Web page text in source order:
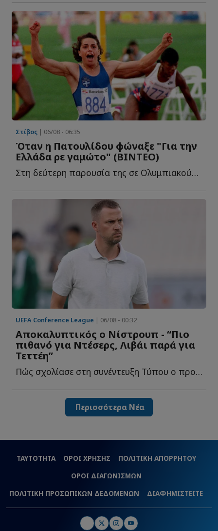
Στίβος | 06/08 - 06:35
Όταν η Πατουλίδου φώναξε "Για την
Ελλάδα ρε γαμώτο" (ΒΙΝΤΕΟ)
Στη δεύτερη παρουσία της σε Ολυμπιακούς Αγώνες, ανέβηκε σ...
UEFA Conference League | 06/08 - 00:32
Αποκαλυπτικός ο Νίστρουπ - “Πιο
πιθανό για Ντέσερς, Λιβάι παρά για
Τεττέη”
Πώς σχολίασε στη συνέντευξη Τύπου ο προπονητής του Π...
Περισσότερα Νέα
ΤΑΥΤΟΤΗΤΑ ΟΡΟΙ ΧΡΗΣΗΣ
ΠΟΛΙΤΙΚΗ ΑΠΟΡΡΗΤΟΥ
ΟΡΟΙ ΔΙΑΓΩΝΙΣΜΩΝ
ΠΟΛΙΤΙΚΗ ΠΡΟΣΩΠΙΚΩΝ ΔΕΔΟΜΕΝΩΝ
ΔΙΑΦΗΜΙΣΤΕΙΤΕ